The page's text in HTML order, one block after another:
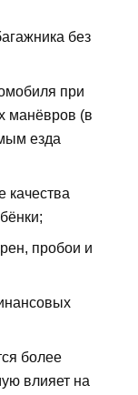
без
при
манёвров (в
езда
качества
пробои и
более
влияет на